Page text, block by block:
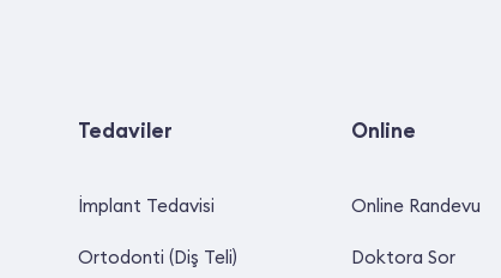
Tedaviler
İmplant Tedavisi
Ortodonti (Diş Teli)
Online
Online Randevu
Doktora Sor